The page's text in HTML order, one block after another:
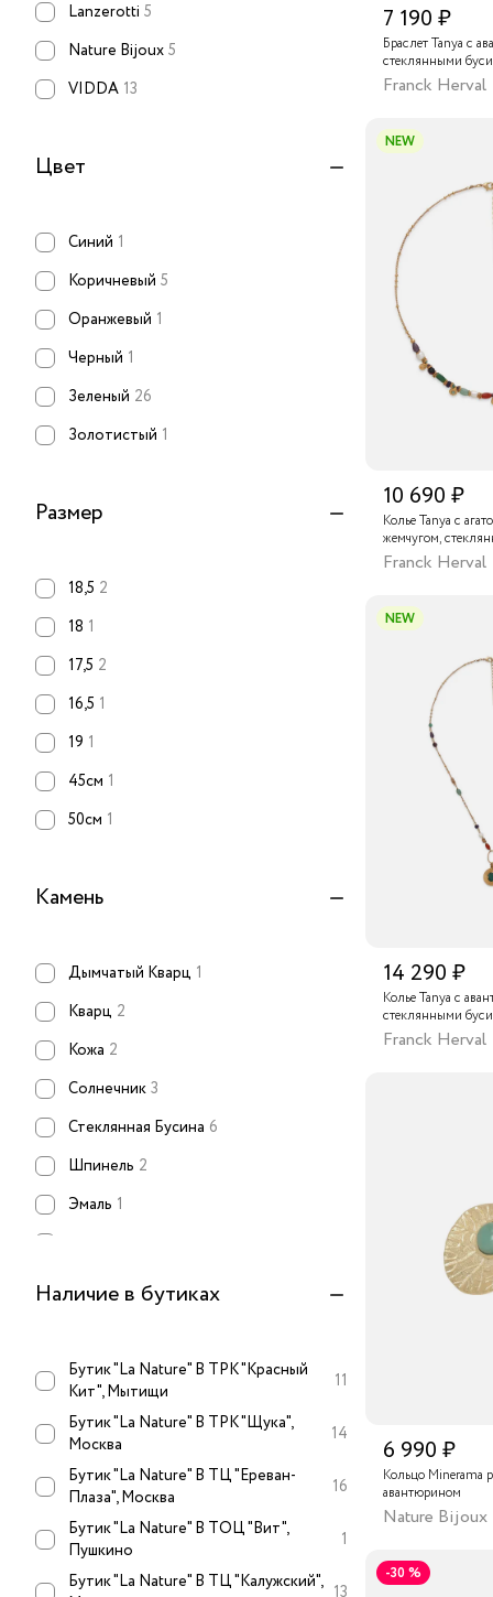
Lanzerotti 5
Nature Bijoux 5
VIDDA 13
Цвет
Синий 1
Коричневый 5
Оранжевый 1
Черный 1
Зеленый 26
Золотистый 1
Размер
18,5 2
18 1
17,5 2
16,5 1
19 1
45см 1
50см 1
Камень
Дымчатый Кварц 1
Кварц 2
Кожа 2
Солнечник 3
Стеклянная Бусина 6
Шпинель 2
Эмаль 1
Аметист
3
Бирюза 1
Бычий Глаз
Горный Хрусталь 1
Жемчуг 8
Лазурит 2
Наличие в бутиках
Бутик "La Nature" В ТРК "Красный
Кит", Мытищи
11
Бутик "La Nature" В ТРК "Щука",
Москва
14
Бутик "La Nature" В ТЦ "Ереван-
Плаза", Москва
16
Бутик "La Nature" В ТОЦ "Вит",
Пушкино
1
Бутик "La Nature" В ТЦ "Калужский", 13
7 190 ₽
Браслет Tanya с
стеклянными
Franck Herval
NEW
10 690 ₽
Колье Tanya с
жемчугом,
нефритом, бычьим
кристаллами
Franck Herval
NEW
14 290 ₽
Колье Tanya с
стеклянными
глазом,
агатом
Franck Herval
6 990 ₽
Кольцо Minerama
авантюрином
Nature Bijoux
-30 %